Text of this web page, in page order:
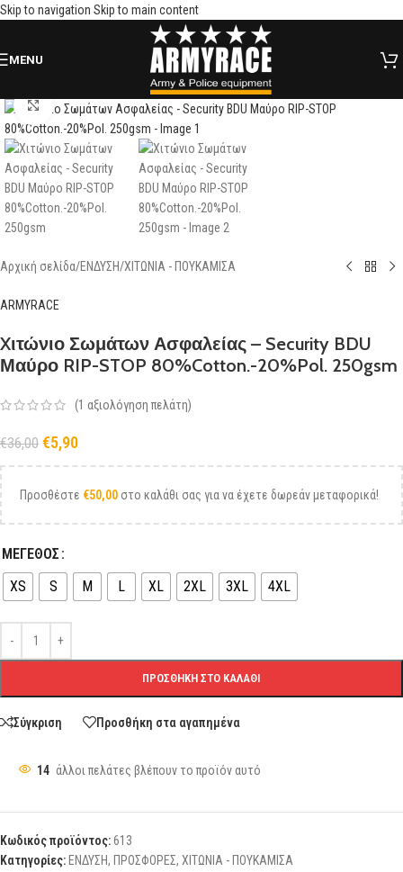
Skip to navigation Skip to main content
MENU
Click to enlarge
Αρχική σελίδα/ΕΝΔΥΣΗ/ΧΙΤΩΝΙΑ - ΠΟΥΚΑΜΙΣΑ
ARMYRACE
Xιτώνιο Σωμάτων Ασφαλείας – Security BDU
Μαύρο RIP-STOP 80%Cotton.-20%Pol. 250gsm
(1 αξιολόγηση πελάτη)
€36,00 €5,90
Προσθέστε €50,00 στο καλάθι σας για να έχετε δωρεάν μεταφορικά!
ΜΕΓΕΘΟΣ
XS
S M L XL 2XL 3XL 4XL
ΠΡΟΣΘΉΚΗ ΣΤΟ ΚΑΛΆΘΙ
Σύγκριση Προσθήκη στα αγαπημένα
14 άλλοι πελάτες βλέπουν το προϊόν αυτό
Κωδικός προϊόντος:613
Κατηγορίες: ΕΝΔΥΣΗ, ΠΡΟΣΦΟΡΕΣ, ΧΙΤΩΝΙΑ - ΠΟΥΚΑΜΙΣΑ